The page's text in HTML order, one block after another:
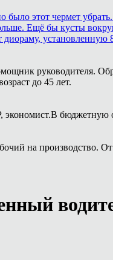
этот чермет
Ещё бы кусты
установленную
руководителя.
до 45 лет.
бюджетную
на производство.